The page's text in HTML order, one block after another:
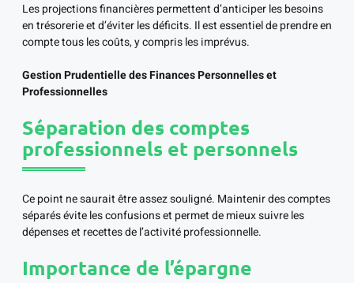
Les projections financières permettent d’anticiper les besoins
en trésorerie et d’éviter les déficits. Il est essentiel de prendre en
compte tous les coûts, y compris les imprévus.
Gestion Prudentielle des Finances Personnelles et
Professionnelles
Séparation des comptes
professionnels et personnels
Ce point ne saurait être assez souligné. Maintenir des comptes
séparés évite les confusions et permet de mieux suivre les
dépenses et recettes de l’activité professionnelle.
Importance de l’épargne